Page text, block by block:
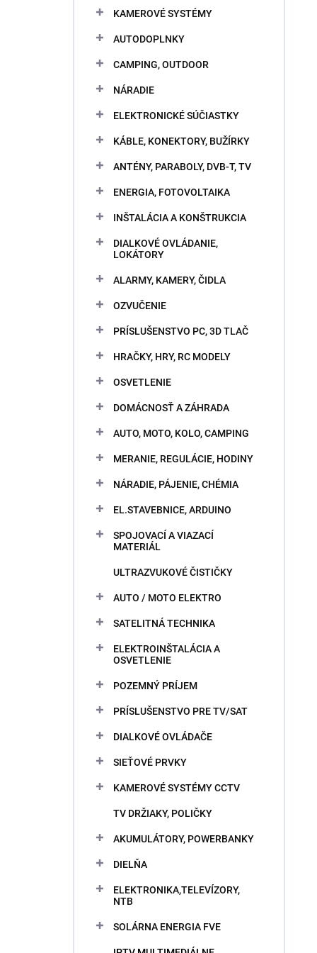
KAMEROVÉ SYSTÉMY
AUTODOPLNKY
CAMPING, OUTDOOR
NÁRADIE
ELEKTRONICKÉ SÚČIASTKY
KÁBLE, KONEKTORY, BUŽÍRKY
ANTÉNY, PARABOLY, DVB-T, TV
ENERGIA, FOTOVOLTAIKA
INŠTALÁCIA A KONŠTRUKCIA
DIALKOVÉ OVLÁDANIE,
LOKÁTORY
ALARMY, KAMERY, ČIDLA
OZVUČENIE
PRÍSLUŠENSTVO PC, 3D TLAČ
HRAČKY, HRY, RC MODELY
OSVETLENIE
DOMÁCNOSŤ A ZÁHRADA
AUTO, MOTO, KOLO, CAMPING
MERANIE, REGULÁCIE, HODINY
NÁRADIE, PÁJENIE, CHÉMIA
EL.STAVEBNICE, ARDUINO
SPOJOVACÍ A VIAZACÍ
MATERIÁL
ULTRAZVUKOVÉ ČISTIČKY
AUTO / MOTO ELEKTRO
SATELITNÁ TECHNIKA
ELEKTROINŠTALÁCIA A
OSVETLENIE
POZEMNÝ PRÍJEM
PRÍSLUŠENSTVO PRE TV/SAT
DIALKOVÉ OVLÁDAČE
SIEŤOVÉ PRVKY
KAMEROVÉ SYSTÉMY CCTV
TV DRŽIAKY, POLIČKY
AKUMULÁTORY, POWERBANKY
DIELŇA
ELEKTRONIKA,TELEVÍZORY,
NTB
SOLÁRNA ENERGIA FVE